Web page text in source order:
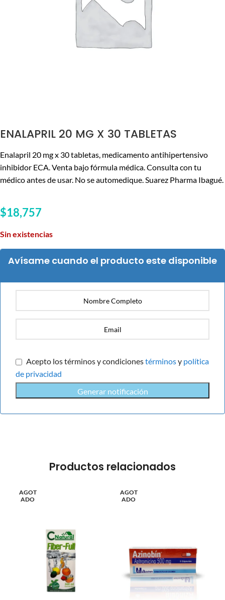
ENALAPRIL 20 MG X 30 TABLETAS
Enalapril 20 mg x 30 tabletas, medicamento antihipertensivo
inhibidor ECA. Venta bajo fórmula médica. Consulta con tu
médico antes de usar. No se automedique. Suarez Pharma Ibagué.
$18,757
Sin existencias
Avísame cuando el producto este disponible
Acepto los términos y condicionestérminosy política
de privacidad
Generar notificación
Productos relacionados
AGOT
ADO
AGOT
ADO